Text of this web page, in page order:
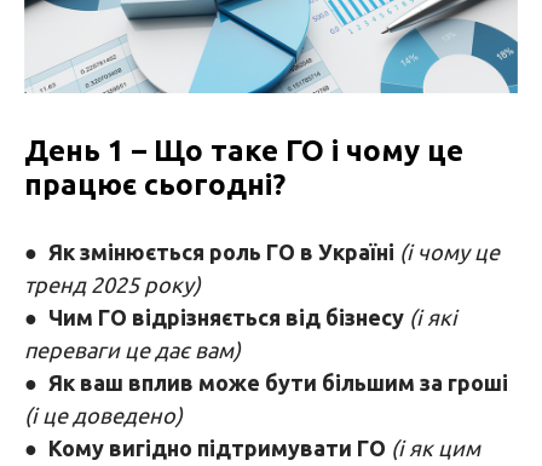
День 1 – Що таке ГО і чому це
працює сьогодні?
● Як змінюється роль ГО в Україні (і чому це
тренд 2025 року)
● Чим ГО відрізняється від бізнесу (і які
переваги це дає вам)
● Як ваш вплив може бути більшим за гроші
(і це доведено)
● Кому вигідно підтримувати ГО (і як цим